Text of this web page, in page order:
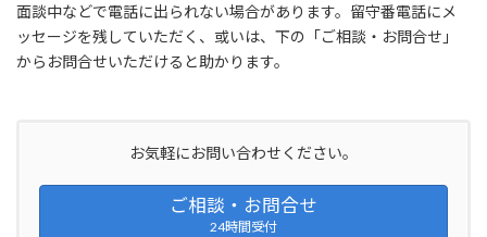
面談中などで電話に出られない場合があります。留守番電話にメ
ッセージを残していただく、或いは、下の「ご相談・お問合せ」
からお問合せいただけると助かります。
お気軽にお問い合わせください。
ご相談・お問合せ
24時間受付